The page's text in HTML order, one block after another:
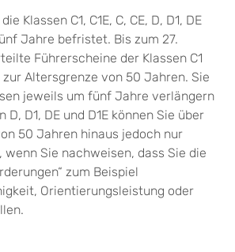
Klassen C1, C1E, C, CE, D, D1, DE
Jahre befristet. Bis zum 27.
Führerscheine der Klassen C1
zur Altersgrenze von 50 Jahren. Sie
jeweils um fünf Jahre verlängern
D, D1, DE und D1E können Sie über
50 Jahren hinaus jedoch nur
wenn Sie nachweisen, dass Sie die
ngen“ zum Beispiel
Orientierungsleistung oder